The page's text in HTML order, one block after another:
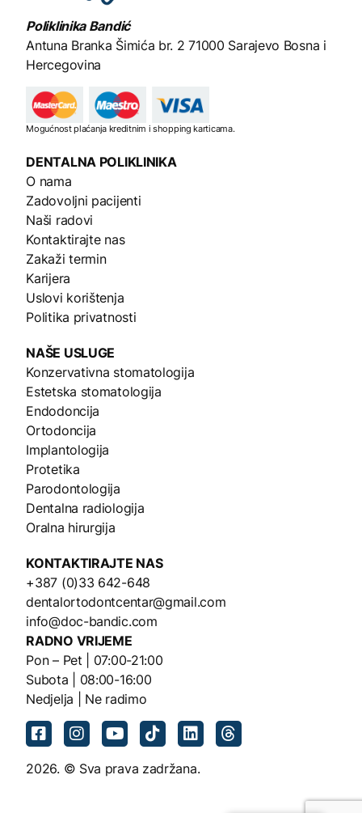
Poliklinika Bandić
Antuna Branka Šimića br. 2 71000 Sarajevo Bosna i
Hercegovina
Mogućnost plaćanja kreditnim i shopping karticama.
DENTALNA POLIKLINIKA
O nama
Zadovoljni pacijenti
Naši radovi
Kontaktirajte nas
Zakaži termin
Karijera
Uslovi korištenja
Politika privatnosti
NAŠE USLUGE
Konzervativna stomatologija
Estetska stomatologija
Endodoncija
Ortodoncija
Implantologija
Protetika
Parodontologija
Dentalna radiologija
Oralna hirurgija
KONTAKTIRAJTE NAS
+387 (0)33 642-648
dentalortodontcentar@gmail.com
info@doc-bandic.com
RADNO VRIJEME
Pon – Pet | 07:00-21:00
Subota | 08:00-16:00
Nedjelja | Ne radimo
2026. © Sva prava zadržana.